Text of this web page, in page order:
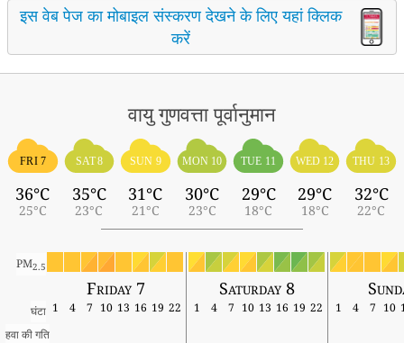
इस वेब पेज का मोबाइल संस्करण देखने के लिए यहां क्लिक
करें
वायु गुणवत्ता पूर्वानुमान
FRI 7
36°C
25°C
SAT 8
35°C
23°C
SUN 9
31°C
21°C
MON 10
30°C
23°C
TUE 11
29°C
18°C
WED 12
29°C
18°C
THU 13
32°C
22°C
PM2.5
Friday 7 Saturday 8
घंटा 1 4 7 10 13 16 19 22 1 4 7 10 13 16 19 22 1 4 7 10
हवा की गति